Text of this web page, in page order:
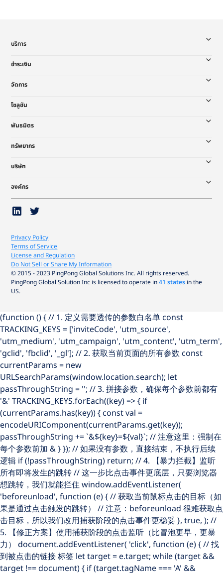
บริการ
ชำระเงิน
จัดการ
โซลูชัน
พันธมิตร
ทรัพยากร
บริษัท
องค์กร
Privacy Policy
Terms of Service
License and Regulation
Do Not Sell or Share My Information
© 2015 - 2023 PingPong Global Solutions Inc. All rights reserved.
PingPong Global Solution Inc is licensed to operate in41 states in the
US.
(function () { // 1. 定义需要透传的参数白名单 const
TRACKING_KEYS = ['inviteCode', 'utm_source',
'utm_medium', 'utm_campaign', 'utm_content', 'utm_term',
'gclid', 'fbclid', '_gl']; // 2. 获取当前页面的所有参数 const
currentParams = new
URLSearchParams(window.location.search); let
passThroughString = ''; // 3. 拼接参数，确保每个参数前都有
'&' TRACKING_KEYS.forEach((key) => { if
(currentParams.has(key)) { const val =
encodeURIComponent(currentParams.get(key));
passThroughString += `&${key}=${val}`; // 注意这里：强制在
每个参数前加 & } }); // 如果没有参数，直接结束，不执行后续
逻辑 if (!passThroughString) return; // 4. 【暴力拦截】监听
所有即将发生的跳转 // 这一步比点击事件更底层，只要浏览器
想跳转，我们就能拦住 window.addEventListener(
'beforeunload', function (e) { // 获取当前鼠标点击的目标（如
果是通过点击触发的跳转） // 注意：beforeunload 很难获取点
击目标，所以我们改用捕获阶段的点击事件更稳妥 }, true, ); //
5. 【修正方案】使用捕获阶段的点击监听（比冒泡更早，更暴
力） document.addEventListener( 'click', function (e) { // 找
到被点击的链接标签 let target = e.target; while (target &&
target !== document) { if (target.tagName === 'A' &&